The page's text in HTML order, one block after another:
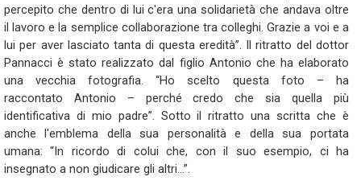
percepito che dentro di lui c'era una solidarietà che andava oltre
il lavoro e la semplice collaborazione tra colleghi. Grazie a voi e a
lui per aver lasciato tanta di questa eredità”. Il ritratto del dottor
Pannacci è stato realizzato dal figlio Antonio che ha elaborato
una vecchia fotografia. “Ho scelto questa foto – ha
raccontato Antonio – perché credo che sia quella più
identificativa di mio padre”. Sotto il ritratto una scritta che è
anche l'emblema della sua personalità e della sua portata
umana: “In ricordo di colui che, con il suo esempio, ci ha
insegnato a non giudicare gli altri…”.